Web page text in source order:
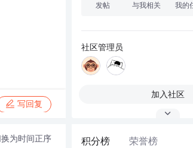
写回复
为时间正序
发帖 与我相关 我的
社区管理员
加入社区
积分榜 荣誉榜